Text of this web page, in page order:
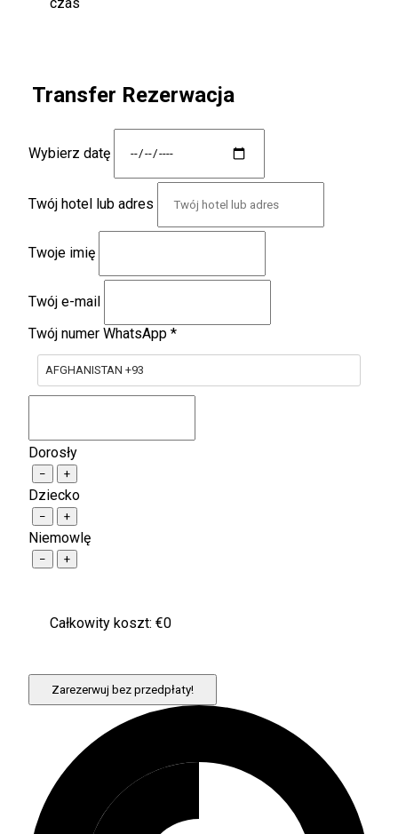
Transfer Rezerwacja
Wybierz datę
Twój hotel lub adres
Twoje imię
Twój e-mail
Twój numer WhatsApp *
AFGHANISTAN +93
Dorosły
− +
Dziecko
− +
Niemowlę
− +
Całkowity koszt: €0
Zarezerwuj bez przedpłaty!